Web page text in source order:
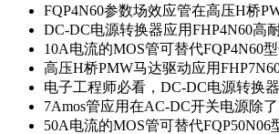
FQP4N60参数场效应管在高压H桥
DC-DC电源转换器应用FHP4N60高
10A电流的MOS管可替代FQP4N60
高压H桥PMW马达驱动应用
电子工程师必看，DC-DC电源转换
7Amos管应用在AC-DC开关电源除了
50A电流的MOS管可替代